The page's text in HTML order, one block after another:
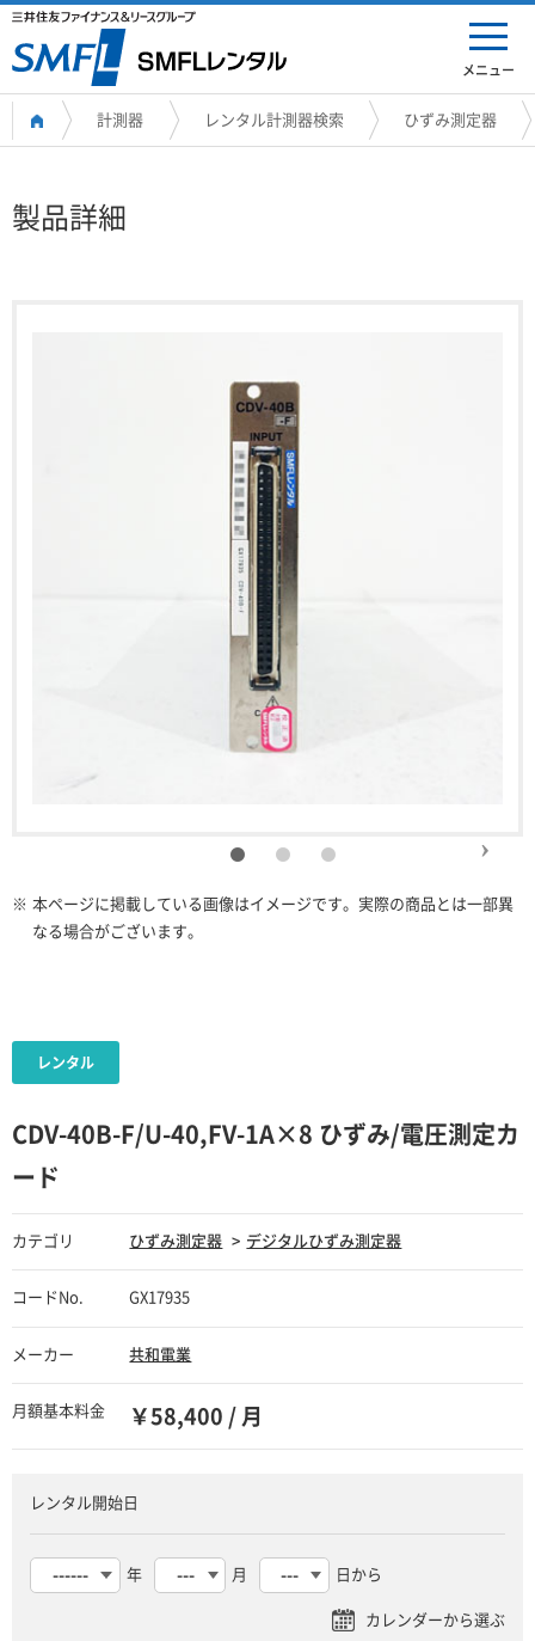
メニュー
計測器 レンタル計測器検索 ひずみ測定器
製品詳細
※ 本ページに掲載している画像はイメージです。実際の商品とは一部異
なる場合がございます。
CDV-40B-F/U-40,FV-1A×8 ひずみ/電圧測定カ
ード
カテゴリ ひずみ測定器 デジタルひずみ測定器
コードNo. GX17935
メーカー 共和電業
月額基本料金 ￥58,400 / 月
レンタル開始日
年 月 日から